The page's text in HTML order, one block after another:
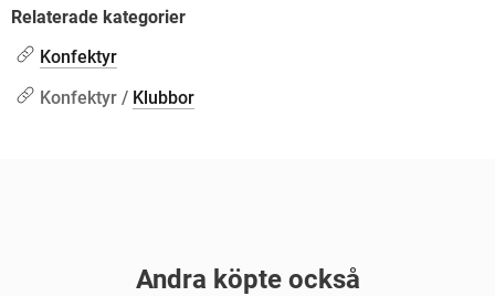
Relaterade kategorier
Konfektyr
Konfektyr / Klubbor
Andra köpte också